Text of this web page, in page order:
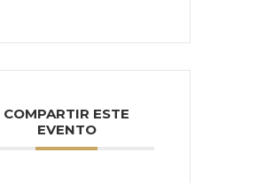
COMPARTIR ESTE
EVENTO